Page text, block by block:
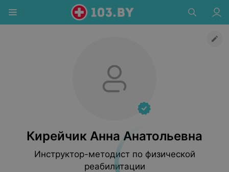
Кирейчик Анна Анатольевна
Инструктор-методист по физической
реабилитации